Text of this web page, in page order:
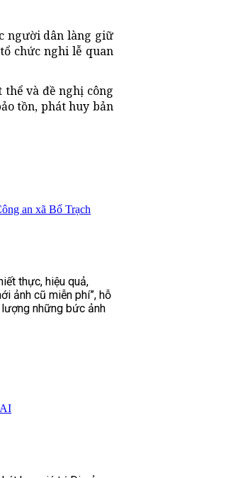
người dân làng giữ
chức nghi lễ quan
thể và đề nghị công
tồn, phát huy bản
an xã Bố Trạch
thực, hiệu quả,
ảnh cũ miễn phí”, hỗ
những bức ảnh